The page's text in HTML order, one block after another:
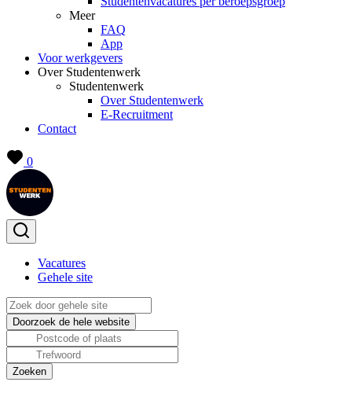
Meer
FAQ
App
Voor werkgevers
Over Studentenwerk
Studentenwerk
Over Studentenwerk
E-Recruitment
Contact
0
Vacatures
Gehele site